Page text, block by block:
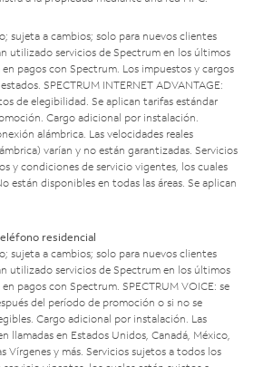
sujeta a cambios; solo para nuevos clientes
utilizado servicios de Spectrum en los últimos
pagos con Spectrum. Los impuestos y cargos
SPECTRUM INTERNET ADVANTAGE:
de elegibilidad. Se aplican tarifas estándar
Cargo adicional por instalación.
alámbrica. Las velocidades reales
varían y no están garantizadas. Servicios
y condiciones de servicio vigentes, los cuales
están disponibles en todas las áreas. Se aplican
residencial
sujeta a cambios; solo para nuevos clientes
utilizado servicios de Spectrum en los últimos
pagos con Spectrum. SPECTRUM VOICE: se
del período de promoción o si no se
Cargo adicional por instalación. Las
llamadas en Estados Unidos, Canadá, México,
Vírgenes y más. Servicios sujetos a todos los